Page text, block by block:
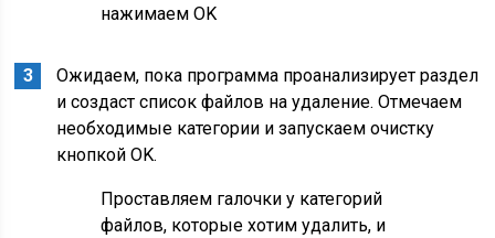
нажимаем OK
Ожидаем, пока программа проанализирует раздел
и создаст список файлов на удаление. Отмечаем
необходимые категории и запускаем очистку
кнопкой OK.
Проставляем галочки у категорий
файлов, которые хотим удалить, и